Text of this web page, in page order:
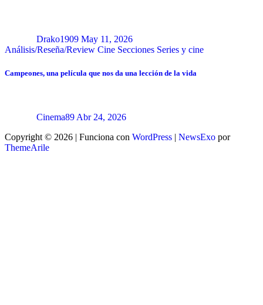
Drako1909 May 11, 2026
Análisis/Reseña/Review Cine Secciones Series y cine
Campeones, una película que nos da una lección de la vida
Cinema89 Abr 24, 2026
Copyright © 2026 | Funciona con WordPress | NewsExo por
ThemeArile